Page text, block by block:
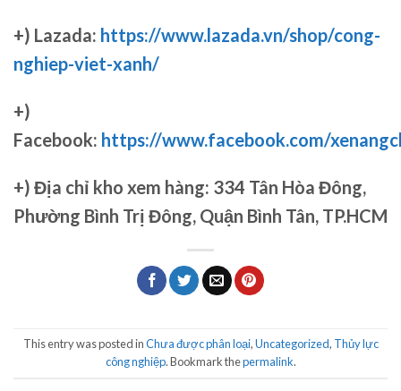
+) Lazada: https://www.lazada.vn/shop/cong-
nghiep-viet-xanh/
+)
Facebook: https://www.facebook.com/
+) Địa chỉ kho xem hàng: 334 Tân Hòa Đông,
Phường Bình Trị Đông, Quận Bình Tân, TP.HCM
This entry was posted inChưa được phân loại,Uncategorized, Thủy lực
công nghiệp. Bookmark thepermalink.